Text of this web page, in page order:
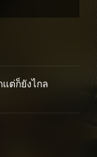
ต่ก็ยังไกล